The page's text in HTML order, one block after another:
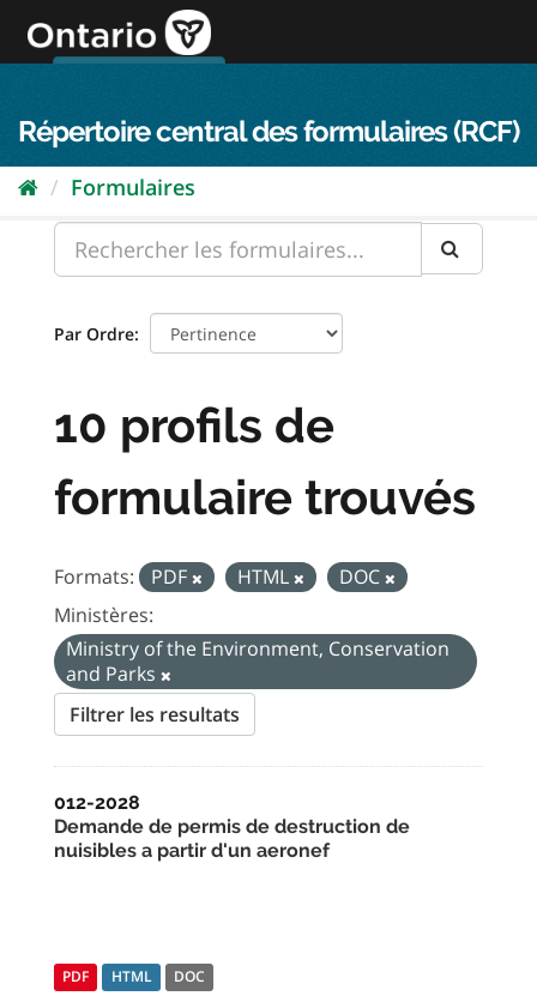
directement
au
Répertoire central des formulaires (RCF)
Formulaires
Par Ordre
10 profils de
formulaire trouvés
Formats: PDF HTML
DOC
Ministères:
Ministry of the Environment, Conservation
and Parks
Filtrer les resultats
012-2028
Demande de permis de destruction de
nuisibles a partir d'un aeronef
PDF HTML DOC